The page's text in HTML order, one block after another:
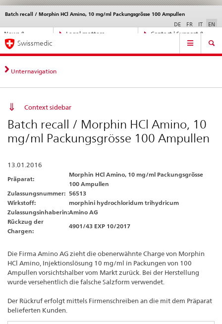
Direct
navigation:
news,
matters,
News &
Legal matters,
Contact | Support &
Batch recall / Morphin HCl Amino, 10 mg/ml Packungsgrösse 100 Ampullen
Languages
DE FR IT EN
Service
Main
Navigation
Swissmedic
Unternavigation
Context sidebar
Batch recall / Morphin HCl Amino, 10
mg/ml Packungsgrösse 100 Ampullen
13.01.2016
Präparat:
Morphin HCl Amino, 10 mg/ml Packungsgrösse
100 Ampullen
Zulassungsnummer: 56513
Wirkstoff:
morphini hydrochloridum trihydricum
Zulassungsinhaberin:Amino AG
Rückzug der
Chargen:
4901/43 EXP 10/2017
Die Firma Amino AG zieht die obenerwähnte Charge von Morphin
HCl Amino, Injektionslösung 10 mg/ml in Packungen von 100
Ampullen vorsichtshalber vom Markt zurück. Bei der Herstellung
wurde versehentlich die falsche Salzform verwendet.
Der Rückruf erfolgt mittels Firmenschreiben an die mit dem Präparat
belieferten Kunden.